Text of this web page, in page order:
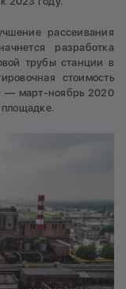
рассеивания
разработка
трубы станции в
стоимость
— март-ноябрь 2020